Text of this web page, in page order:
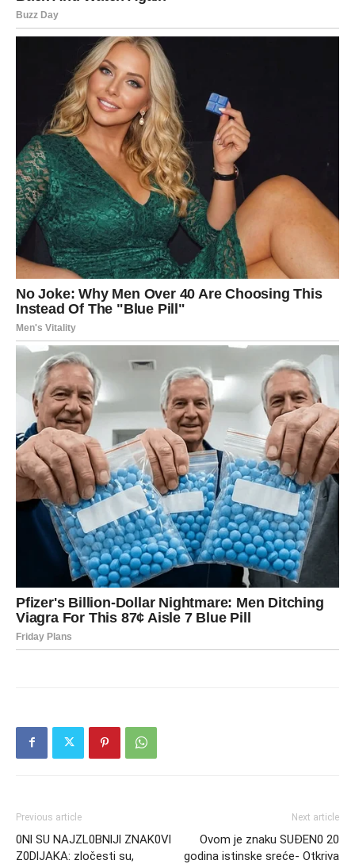
Previous article
0Nl SU NAJZL0BNlJl ZNAK0Vl
Z0DlJAKA: zločesti su,
Next article
Ovom je znaku SUĐEN0 20
godina istinske sreće- Otkriva